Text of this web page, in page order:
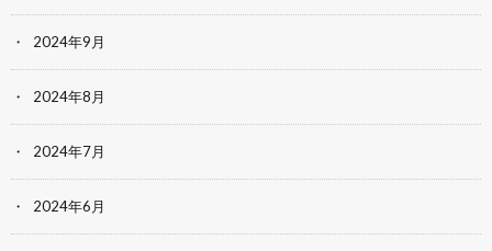
2024年9月
2024年8月
2024年7月
2024年6月